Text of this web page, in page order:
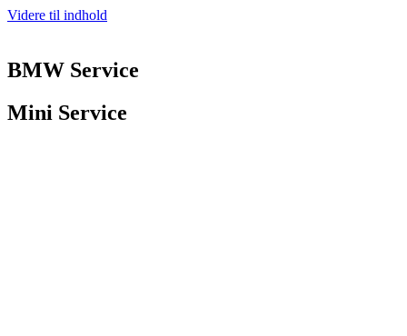
Videre til indhold
BMW Service
Mini Service